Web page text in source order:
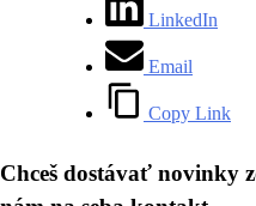
LinkedIn
Email
Copy Link
Chceš dostávať novinky